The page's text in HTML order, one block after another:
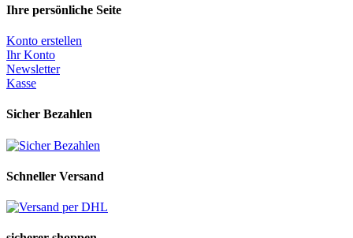
Ihre persönliche Seite
Konto erstellen
Ihr Konto
Newsletter
Kasse
Sicher Bezahlen
Schneller Versand